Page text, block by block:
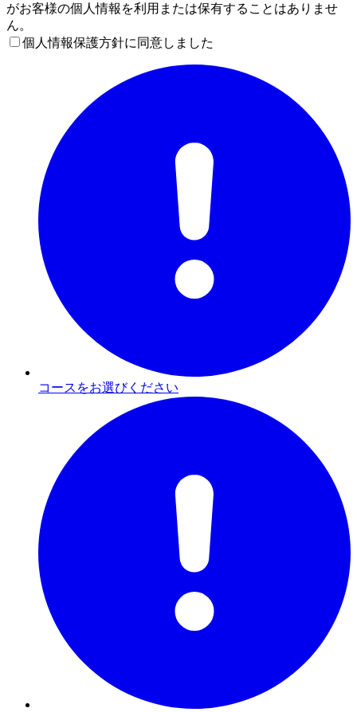
がお客様の個人情報を利用または保有することはありませ
ん。
個人情報保護方針に同意しました
コースをお選びください